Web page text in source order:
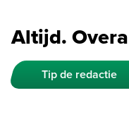
Altijd.
Tip de redactie